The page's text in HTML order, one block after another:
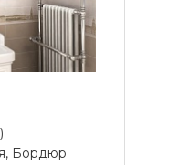
Бордюр